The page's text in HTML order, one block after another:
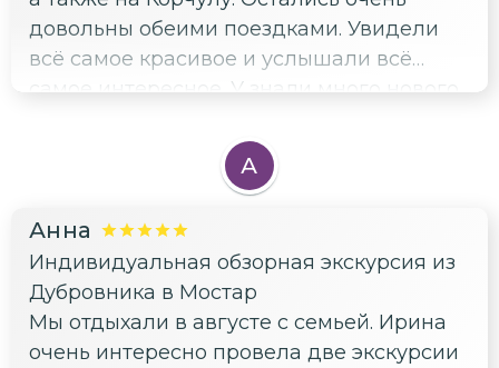
довольны обеими поездками. Увидели
всё самое красивое и услышали всё
самое интересное. У знали много нового
А
Анна
Индивидуальная обзорная экскурсия из
Дубровника в Мостар
Мы отдыхали в августе с семьей. Ирина
очень интересно провела две экскурсии